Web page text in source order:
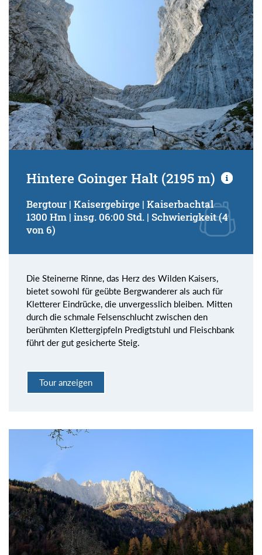
Hintere Goinger Halt (2195 m)
Bergtour | Kaisergebirge | Kaiserbachtal
1300 Hm | insg. 06:00 Std. | Schwierigkeit (4
von 6)
Die Steinerne Rinne, das Herz des Wilden Kaisers,
bietet sowohl für geübte Bergwanderer als auch für
Kletterer Eindrücke, die unvergesslich bleiben. Mitten
durch die schmale Felsenschlucht zwischen den
berühmten Klettergipfeln Predigtstuhl und Fleischbank
führt der gut gesicherte Steig.
Tour anzeigen